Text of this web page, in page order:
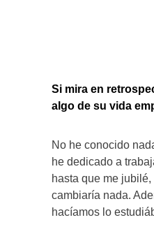
Si mira en
algo de su vida
No he conocido
he dedicado a
hasta que me
cambiaría nada.
hacíamos lo